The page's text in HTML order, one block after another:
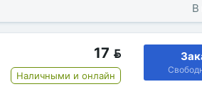
В
17 
Наличными и онлайн